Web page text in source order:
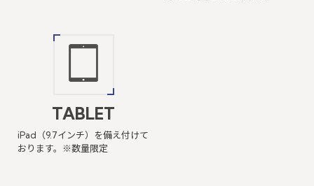
TABLET
iPad（9.7インチ）を備え付けて
おります。
※数量限定